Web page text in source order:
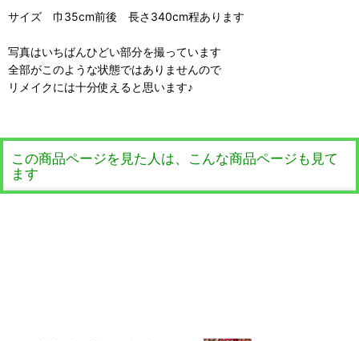
サイズ 巾35cm前後 長さ340cm程あります
写真はいちばんひどい部分を撮っています
全部がこのような状態ではありませんので
リメイクには十分使えると思います♪
この商品ページを見た人は、こんな商品ページも見て
ます